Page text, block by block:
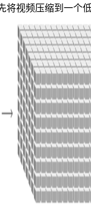
视频压缩到一个低